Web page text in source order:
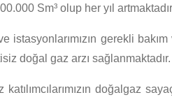
Sm³ olup her yıl
ve istasyonlarımızın gerekli
doğal gaz arzı sağlanmaktadır.
doğalgaz